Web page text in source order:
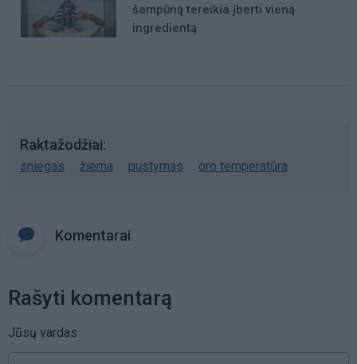
šampūną tereikia įberti vieną
ingredientą
Raktažodžiai
sniegas žiema pustymas oro temperatūra
Komentarai
Rašyti komentarą
Jūsų vardas